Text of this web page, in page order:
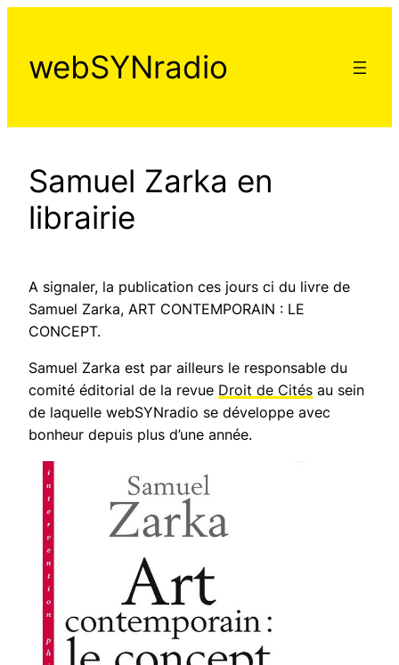
contenu
webSYNradio
Samuel Zarka en
librairie
A signaler, la publication ces jours ci du livre de
Samuel Zarka, ART CONTEMPORAIN : LE
CONCEPT.
Samuel Zarka est par ailleurs le responsable du
comité éditorial de la revue Droit de Cités au sein
de laquelle webSYNradio se développe avec
bonheur depuis plus d’une année.